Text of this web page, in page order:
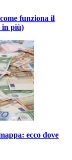
funziona il
in più)
ecco dove